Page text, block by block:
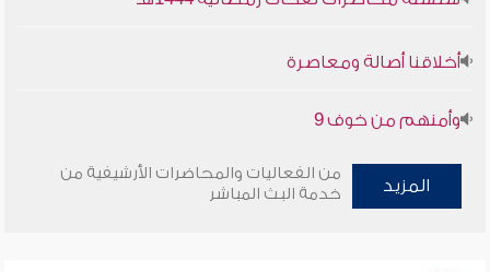
المزيد
من الفعاليات والمحاضرات الأرشيفية من
خدمة البث المباشر